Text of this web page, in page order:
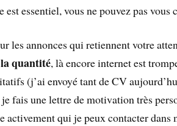
est essentiel, vous ne pouvez pas
les annonces qui retiennent votre
quantité, là encore internet est
(j’ai envoyé tant de CV
fais une lettre de motivation très
activement qui je peux contacter dans